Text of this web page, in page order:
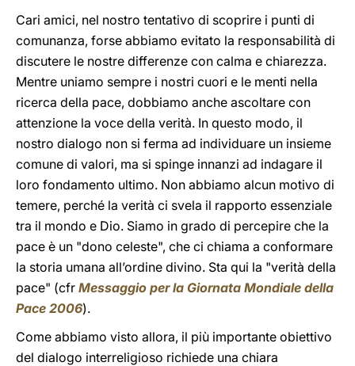
Cari amici, nel nostro tentativo di scoprire i punti di
comunanza, forse abbiamo evitato la responsabilità di
discutere le nostre differenze con calma e chiarezza.
Mentre uniamo sempre i nostri cuori e le menti nella
ricerca della pace, dobbiamo anche ascoltare con
attenzione la voce della verità. In questo modo, il
nostro dialogo non si ferma ad individuare un insieme
comune di valori, ma si spinge innanzi ad indagare il
loro fondamento ultimo. Non abbiamo alcun motivo di
temere, perché la verità ci svela il rapporto essenziale
tra il mondo e Dio. Siamo in grado di percepire che la
pace è un "dono celeste", che ci chiama a conformare
la storia umana all’ordine divino. Sta qui la "verità della
pace" (cfr Messaggio per la Giornata Mondiale della
Pace 2006).
Come abbiamo visto allora, il più importante obiettivo
del dialogo interreligioso richiede una chiara